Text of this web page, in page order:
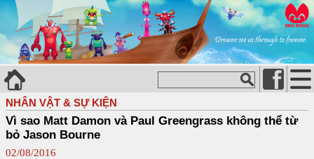
NHÂN VẬT & SỰ KIỆN
Vì sao Matt Damon và Paul Greengrass không thể từ
bỏ Jason Bourne
02/08/2016